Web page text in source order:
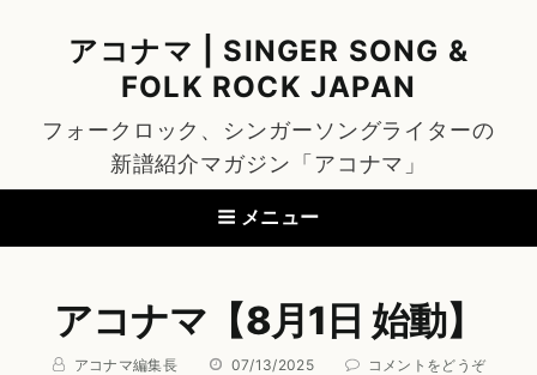
アコナマ | SINGER SONG &
FOLK ROCK JAPAN
フォークロック、シンガーソングライターの
新譜紹介マガジン「アコナマ」
メニュー
アコナマ【8月1日 始動】
BY アコナマ編集長
投 07/13/2025 コメントをどうぞ(ア